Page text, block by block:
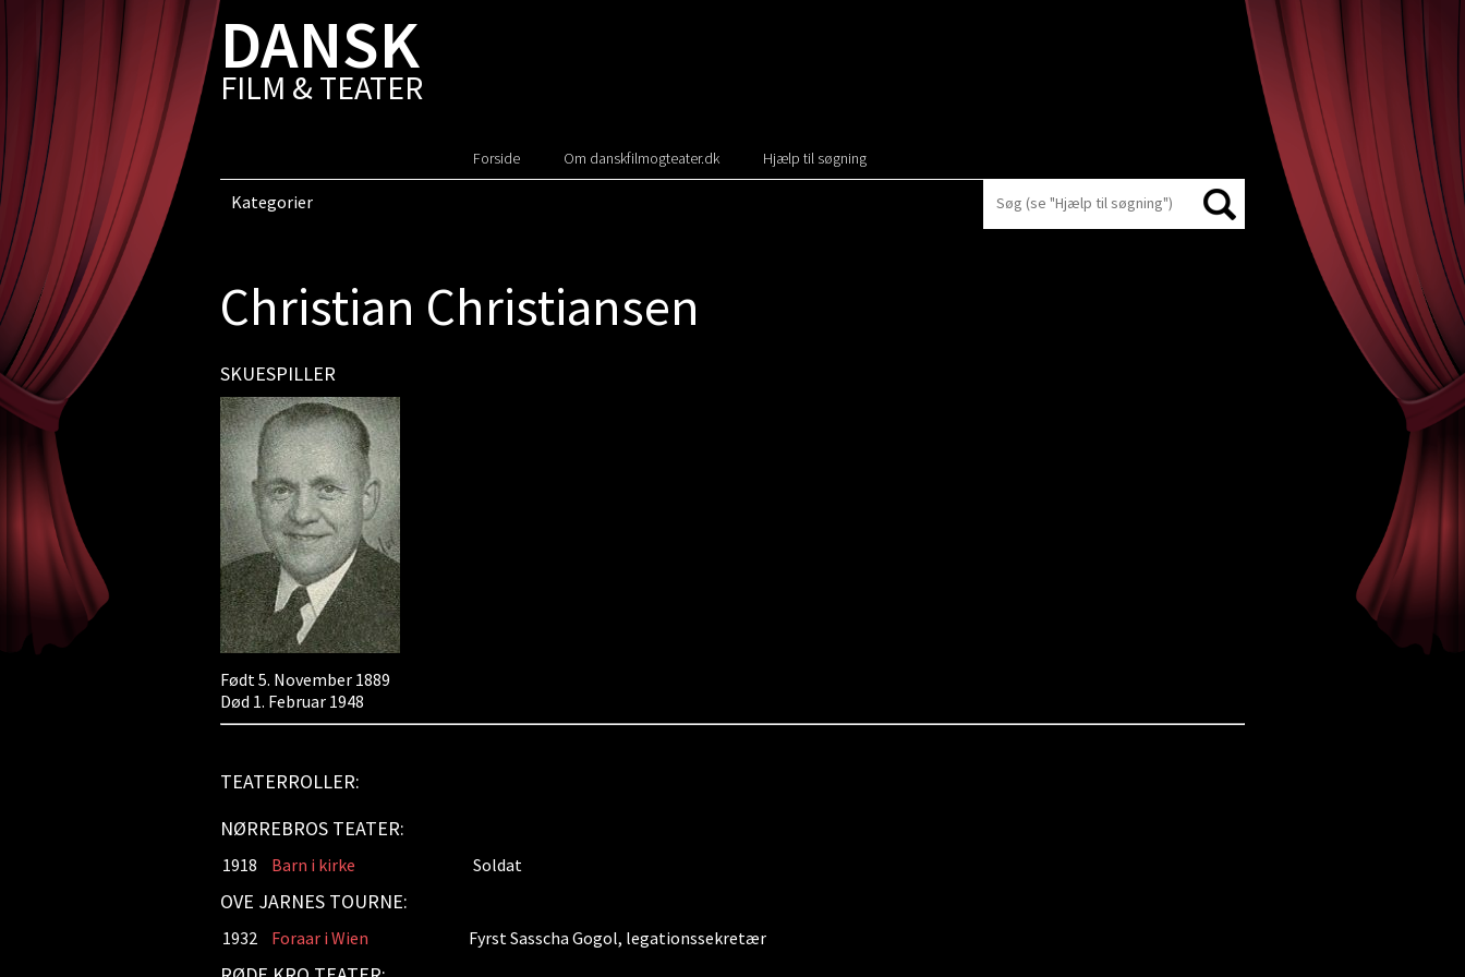
DANSK
FILM & TEATER
Forside Om danskfilmogteater.dk Hjælp til søgning
Kategorier
Christian Christiansen
SKUESPILLER
Født 5. November 1889
Død 1. Februar 1948
TEATERROLLER:
NØRREBROS TEATER:
1918 Barn i kirke Soldat
OVE JARNES TOURNE:
1932 Foraar i Wien Fyrst Sasscha Gogol, legationssekretær